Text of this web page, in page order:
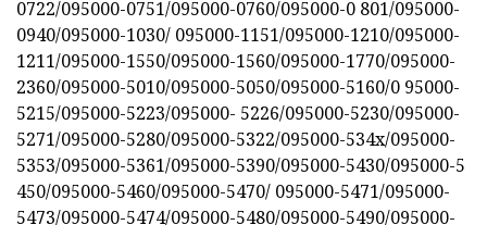
0722/095000-0751/095000-0760/095000-0 801/095000-
0940/095000-1030/ 095000-1151/095000-1210/095000-
1211/095000-1550/095000-1560/095000-1770/095000-
2360/095000-5010/095000-5050/095000-5160/0 95000-
5215/095000-5223/095000- 5226/095000-5230/095000-
5271/095000-5280/095000-5322/095000-534x/095000-
5353/095000-5361/095000-5390/095000-5430/095000-5
450/095000-5460/095000-5470/ 095000-5471/095000-
5473/095000-5474/095000-5480/095000-5490/095000-